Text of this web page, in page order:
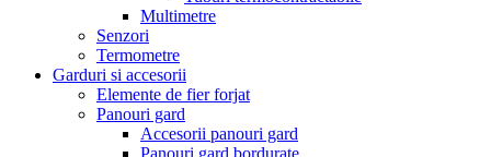
Multimetre
Senzori
Termometre
Garduri si accesorii
Elemente de fier forjat
Panouri gard
Accesorii panouri gard
Panouri gard bordurate